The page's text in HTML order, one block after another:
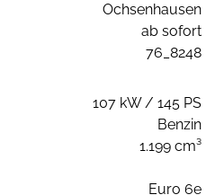
Ochsenhausen
ab sofort
76_8248
107 kW / 145 PS
Benzin
1.199 cm³
Euro 6e